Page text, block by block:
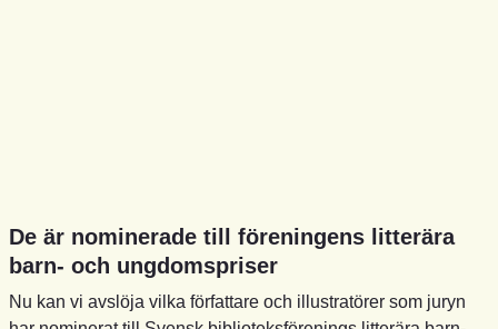
De är nominerade till föreningens litterära
barn- och ungdomspriser
Nu kan vi avslöja vilka författare och illustratörer som juryn